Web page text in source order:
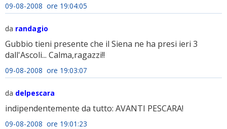
09-08-2008 ore 19:04:05
da randagio
Gubbio tieni presente che il Siena ne ha presi ieri 3
dall'Ascoli... Calma,ragazzi!!
09-08-2008 ore 19:03:07
da delpescara
indipendentemente da tutto: AVANTI PESCARA!
09-08-2008 ore 19:01:23